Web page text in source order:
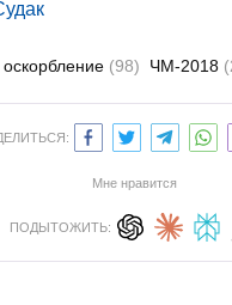
оскорбление (98) ЧМ-2018
Мне нравится
ПОДЫТОЖИТЬ: